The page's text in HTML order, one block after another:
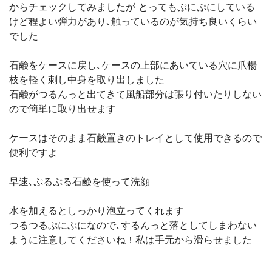
からチェックしてみましたが とってもぷにぷにしている
けど程よい弾力があり､触っているのが気持ち良いくらい
でした
石鹸をケースに戻し､ケースの上部にあいている穴に爪楊
枝を軽く刺し中身を取り出しました
石鹸がつるんっと出てきて風船部分は張り付いたりしない
ので簡単に取り出せます
ケースはそのまま石鹸置きのトレイとして使用できるので
便利ですよ
早速､ぷるぷる石鹸を使って洗顔
水を加えるとしっかり泡立ってくれます
つるつるぷにぷになので､するんっと落としてしまわない
ように注意してくださいね！私は手元から滑らせました